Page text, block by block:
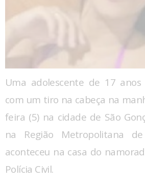
Uma adolescente de 17
com um tiro na cabeça na
feira (5) na cidade de São
na Região Metropolitana
aconteceu na casa do
Polícia Civil.